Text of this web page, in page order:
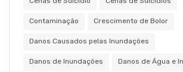
Contaminação Crescimento de Bolor
Danos Causados pelas Inundações
Danos de Inundações Danos de Água e